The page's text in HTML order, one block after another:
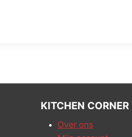
KITCHEN CORNER
Over ons